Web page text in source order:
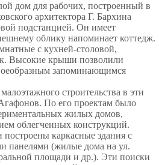
дом для рабочих, построенный в
архитектора Г. Бархина
подстанцией. Он имеет
облику напоминает коттедж.
с кухней-столовой,
Высокие крыши позволили
запоминающимся
строительства в эти
По его проектам было
жилых домов,
облегченных конструкций.
каркасные здания с
панелями (жилые дома на ул.
площади и др.). Эти поиски